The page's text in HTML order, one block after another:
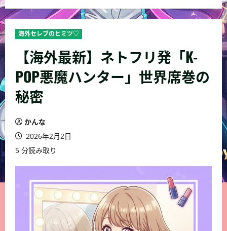
海外セレブのヒミツ♡
【海外最新】ネトフリ発「K-
POP悪魔ハンター」世界席巻の
秘密
かんな
2026年2月2日
5 分読み取り